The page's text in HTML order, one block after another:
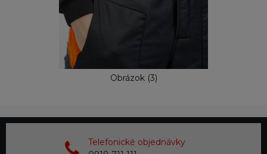
Obrázok (3)
Telefonické objednávky